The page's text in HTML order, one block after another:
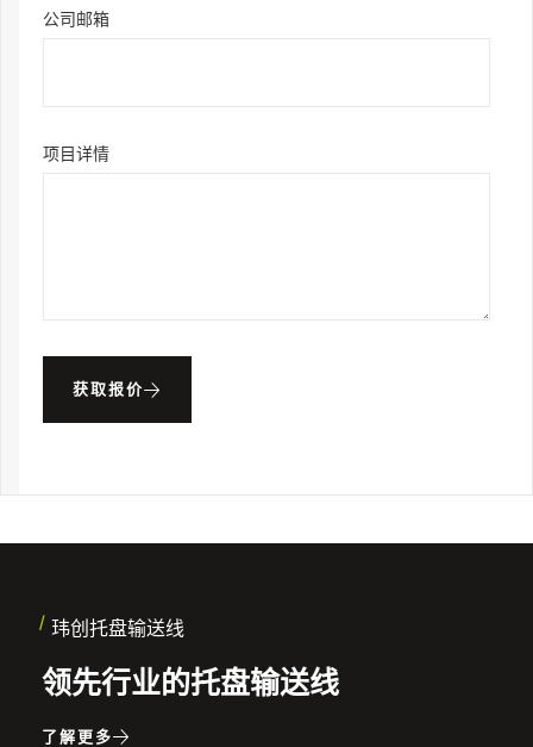
公司邮箱
项目详情
获取报价
玮创托盘输送线
领先行业的托盘输送线
了解更多